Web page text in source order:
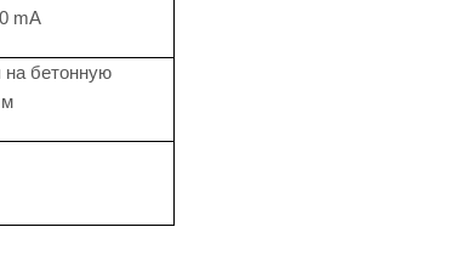
mA
на бетонную